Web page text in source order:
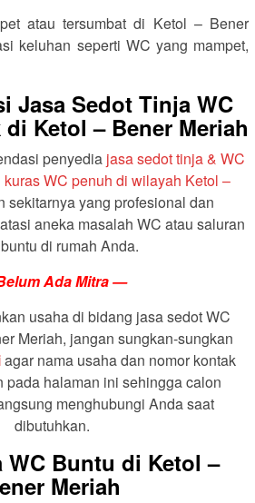
atau tersumbat di Ketol – Bener
keluhan seperti WC yang mampet,
Jasa Sedot Tinja WC
Ketol – Bener Meriah
penyedia jasa sedot tinja & WC
WC penuh di wilayah Ketol –
sekitarnya yang profesional dan
aneka masalah WC atau saluran
di rumah Anda.
Ada Mitra —
usaha di bidang jasa sedot WC
Meriah, jangan sungkan-sungkan
agar nama usaha dan nomor kontak
pada halaman ini sehingga calon
menghubungi Anda saat
dibutuhkan.
WC Buntu di Ketol –
Meriah